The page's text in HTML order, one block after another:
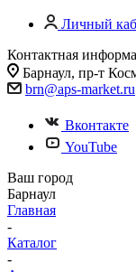
Личный
Контактная
Барнаул, пр-т
brn@aps-market.ru
Вконтакте
YouTube
Ваш город
Барнаул
Главная
-
Каталог
-